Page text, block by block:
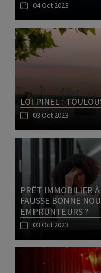
04 Oct 2023
LOI PINEL :
03 Oct 2023
PRÊT IMMOBILIER
FAUSSE BONNE
EMPRUNTEURS ?
03 Oct 2023